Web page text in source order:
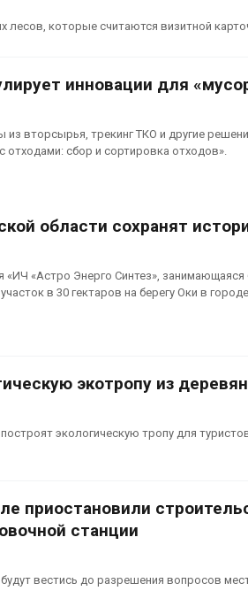
лесов, которые считаются визитной
инновации для
вторсырья, трекинг ТКО и другие
отходами: сбор и сортировка отходов».
области сохранят
«Астро Энерго Синтез», занимающаяся
в 30 гектаров на берегу Оки в
экотропу из
экологическую тропу для
приостановили
станции
вестись до разрешения вопросов
Авг 6, 2026
стоимость установки
2026
Авг 5, 2026
строительства АЭС
проверяют по статье о
терроризме
крокодилов для охраны